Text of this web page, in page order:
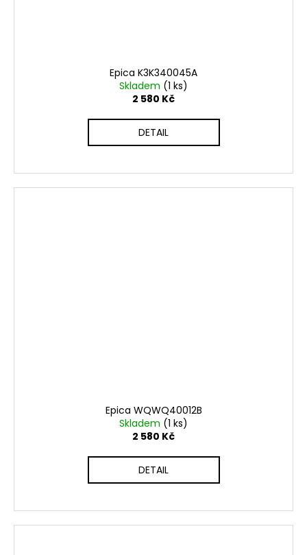
Epica K3K340045A
Skladem (1 ks)
2 580 Kč
DETAIL
Epica WQWQ40012B
Skladem (1 ks)
2 580 Kč
DETAIL